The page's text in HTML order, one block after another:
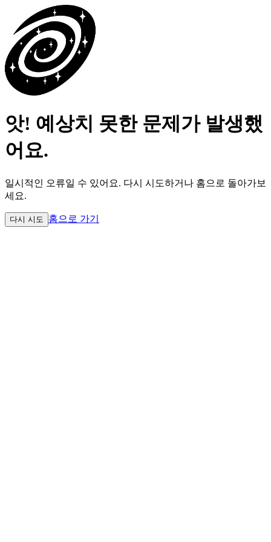
앗! 예상치 못한 문제가 발생했
어요.
일시적인 오류일 수 있어요. 다시 시도하거나 홈으로 돌아가보
세요.
다시 시도 홈으로 가기